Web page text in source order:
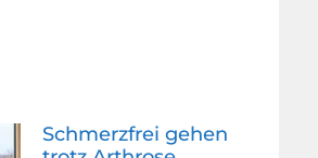
Schmerzfrei gehen